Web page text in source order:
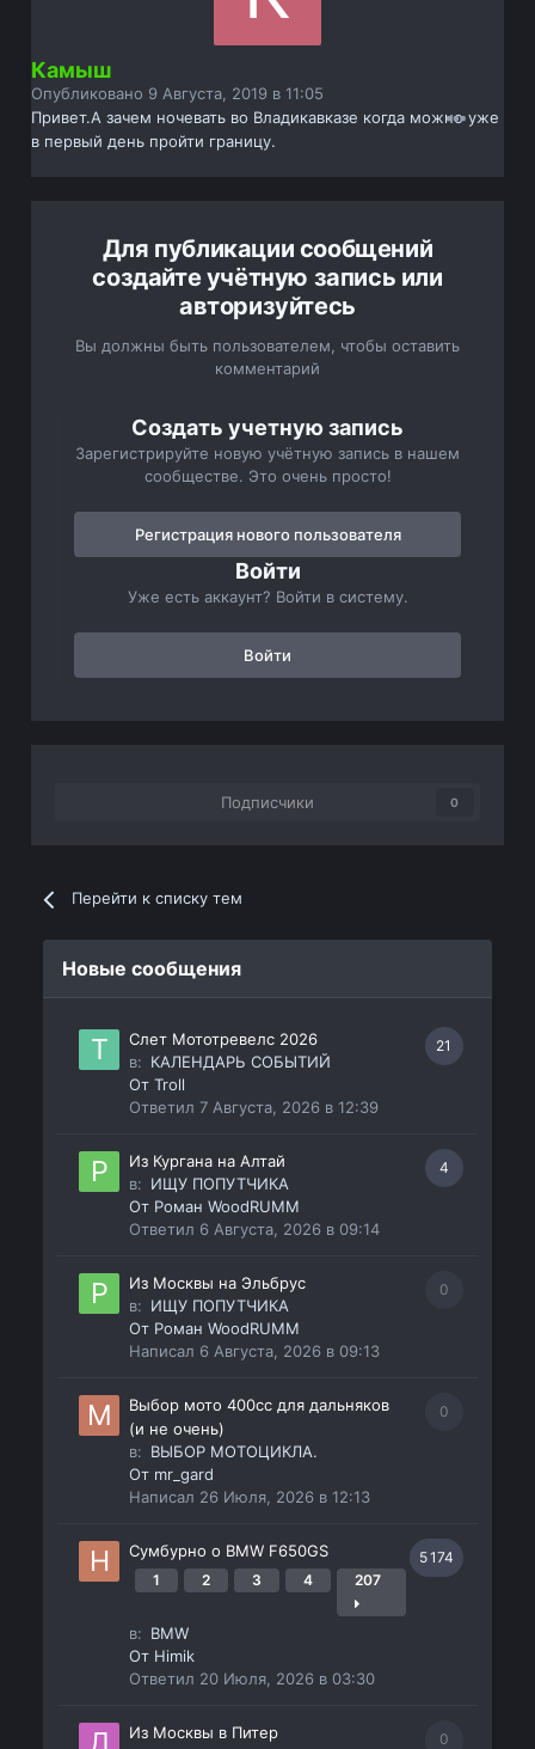
Камыш
Опубликовано 9 Августа, 2019 в 11:05
Привет.А зачем ночевать во Владикавказе когда можно уже
в первый день пройти границу.
Для публикации сообщений
создайте учётную запись или
авторизуйтесь
Вы должны быть пользователем, чтобы оставить
комментарий
Создать учетную запись
Зарегистрируйте новую учётную запись в нашем
сообществе. Это очень просто!
Регистрация нового пользователя
Войти
Уже есть аккаунт? Войти в систему.
Войти
Подписчики 0
Перейти к списку тем
Новые сообщения
21
Слет Мототревелс 2026
в: КАЛЕНДАРЬ СОБЫТИЙ
ОтTroll
Ответил7 Августа, 2026 в 12:39
4
Из Кургана на Алтай
в: ИЩУ ПОПУТЧИКА
От Роман WoodRUMM
Ответил 6 Августа, 2026 в 09:14
0
Из Москвы на Эльбрус
в: ИЩУ ПОПУТЧИКА
От Роман WoodRUMM
Написал 6 Августа, 2026 в 09:13
0
Выбор мото 400сс для дальняков
(и не очень)
в: ВЫБОР МОТОЦИКЛА.
От mr_gard
Написал 26 Июля, 2026 в 12:13
5 174
Сумбурно о BMW F650GS
1 2 3 4 207
в: BMW
От Himik
Ответил 20 Июля, 2026 в 03:30
0
Из Москвы в Питер